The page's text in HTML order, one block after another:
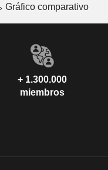
Gráfico comparativo
+ 1.300.000
miembros